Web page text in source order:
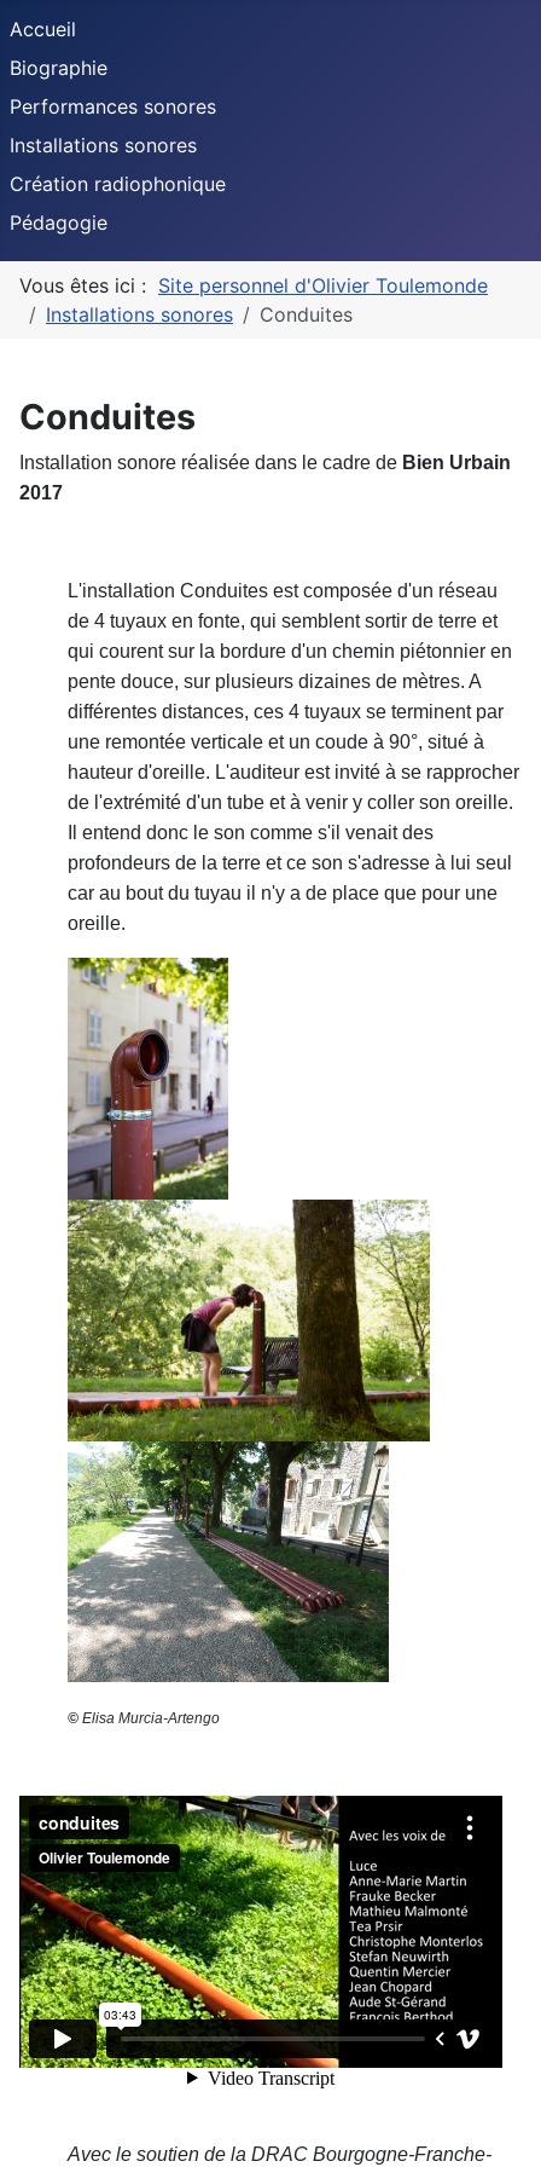
Accueil
Biographie
Performances sonores
Installations sonores
Création radiophonique
Pédagogie
Vous êtes ici : Site personnel d'Olivier Toulemonde
Installations sonores
Conduites
Conduites
Installation sonore réalisée dans le cadre de Bien Urbain
2017
L'installation Conduites est composée d'un réseau
de 4 tuyaux en fonte, qui semblent sortir de terre et
qui courent sur la bordure d'un chemin piétonnier en
pente douce, sur plusieurs dizaines de mètres. A
différentes distances, ces 4 tuyaux se terminent par
une remontée verticale et un coude à 90°, situé à
hauteur d'oreille. L'auditeur est invité à se rapprocher
de l'extrémité d'un tube et à venir y coller son oreille.
Il entend donc le son comme s'il venait des
profondeurs de la terre et ce son s'adresse à lui seul
car au bout du tuyau il n'y a de place que pour une
oreille.
© Elisa Murcia-Artengo
Avec le soutien de la DRAC Bourgogne-Franche-